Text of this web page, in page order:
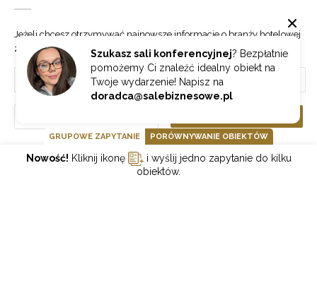
Szukasz sali konferencyjnej? Bezpłatnie
pomożemy Ci znaleźć idealny obiekt na
Twoje wydarzenie! Napisz na
doradca@salebiznesowe.pl
Jeżeli chcesz otrzymywać najnowsze informacje o branży hotelowej
zapisz się do naszego newslettera.
GOONLINE.PL SPÓŁKA Z OGRANICZONĄ ODPOWIEDZIALNOŚCIĄ SP.K.
GRUPOWE ZAPYTANIE PORÓWNYWANIE OBIEKTÓW
Nowość! Kliknij ikonę
i wyślij jedno zapytanie do kilku
obiektów.